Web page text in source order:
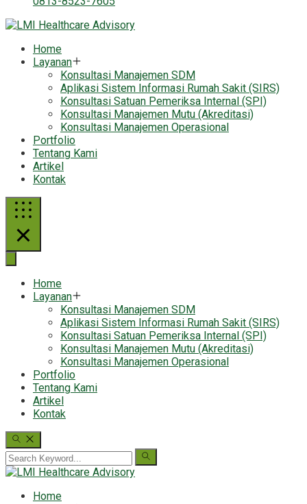
Home
Layanan
Konsultasi Manajemen SDM
Aplikasi Sistem Informasi Rumah Sakit (SIRS)
Konsultasi Satuan Pemeriksa Internal (SPI)
Konsultasi Manajemen Mutu (Akreditasi)
Konsultasi Manajemen Operasional
Portfolio
Tentang Kami
Artikel
Kontak
Home
Layanan
Konsultasi Manajemen SDM
Aplikasi Sistem Informasi Rumah Sakit (SIRS)
Konsultasi Satuan Pemeriksa Internal (SPI)
Konsultasi Manajemen Mutu (Akreditasi)
Konsultasi Manajemen Operasional
Portfolio
Tentang Kami
Artikel
Kontak
Home